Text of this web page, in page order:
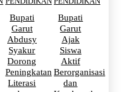
Bupati
Garut
Abdusy
Syakur
Dorong
Peningkatan
Literasi
Bupati
Garut
Ajak
Siswa
Aktif
Berorganisasi
dan